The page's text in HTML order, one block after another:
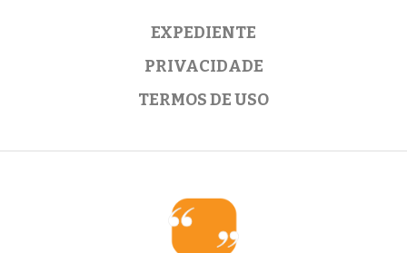
EXPEDIENTE
PRIVACIDADE
TERMOS DE USO